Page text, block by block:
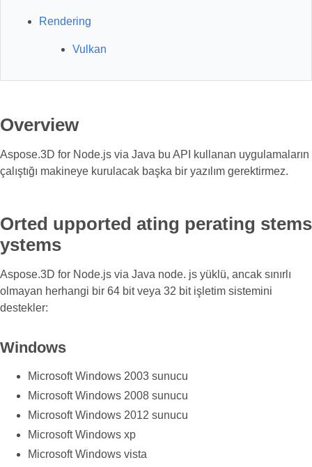
Rendering
Vulkan
Overview
Aspose.3D for Node.js via Java bu API kullanan uygulamaların
çalıştığı makineye kurulacak başka bir yazılım gerektirmez.
Orted upported ating perating stems
ystems
Aspose.3D for Node.js via Java node. js yüklü, ancak sınırlı
olmayan herhangi bir 64 bit veya 32 bit işletim sistemini
destekler:
Windows
Microsoft Windows 2003 sunucu
Microsoft Windows 2008 sunucu
Microsoft Windows 2012 sunucu
Microsoft Windows xp
Microsoft Windows vista